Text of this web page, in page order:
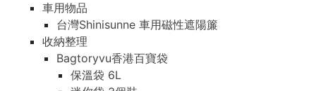
車用物品
台灣Shinisunne 車用磁性遮陽簾
收納整理
Bagtoryvu香港百寶袋
保溫袋 6L